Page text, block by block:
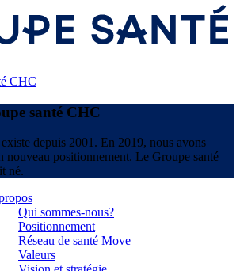
CHC
santé CHC
depuis 2001. En 2019, nous avons
nouveau positionnement. Le Groupe santé
né.
Qui sommes-nous?
Positionnement
Réseau de santé Move
Valeurs